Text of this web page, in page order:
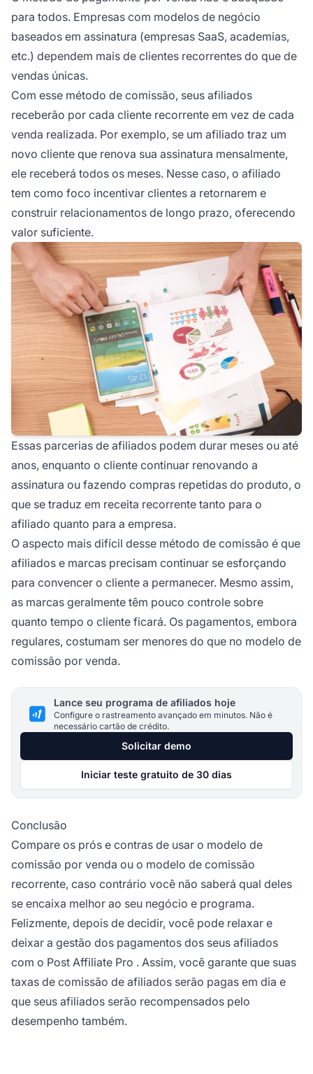
para todos. Empresas com modelos de negócio
baseados em assinatura (empresas SaaS, academias,
etc.) dependem mais de clientes recorrentes do que de
vendas únicas.
Com esse método de comissão, seus afiliados
receberão por cada cliente recorrente em vez de cada
venda realizada. Por exemplo, se um afiliado traz um
novo cliente que renova sua assinatura mensalmente,
ele receberá todos os meses. Nesse caso, o afiliado
tem como foco incentivar clientes a retornarem e
construir relacionamentos de longo prazo, oferecendo
valor suficiente.
Essas parcerias de afiliados podem durar meses ou até
anos, enquanto o cliente continuar renovando a
assinatura ou fazendo compras repetidas do produto, o
que se traduz em receita recorrente tanto para o
afiliado quanto para a empresa.
O aspecto mais difícil desse método de comissão é que
afiliados e marcas precisam continuar se esforçando
para convencer o cliente a permanecer. Mesmo assim,
as marcas geralmente têm pouco controle sobre
quanto tempo o cliente ficará. Os pagamentos, embora
regulares, costumam ser menores do que no modelo de
comissão por venda.
Lance seu programa de afiliados hoje
Configure o rastreamento avançado em minutos. Não é
necessário cartão de crédito.
Solicitar demo
Iniciar teste gratuito de 30 dias
Conclusão
Compare os prós e contras de usar o modelo de
comissão por venda ou o modelo de comissão
recorrente, caso contrário você não saberá qual deles
se encaixa melhor ao seu negócio e programa.
Felizmente, depois de decidir, você pode relaxar e
deixar a gestão dos pagamentos dos seus afiliados
com o Post Affiliate Pro . Assim, você garante que suas
taxas de comissão de afiliados serão pagas em dia e
que seus afiliados serão recompensados pelo
desempenho também.